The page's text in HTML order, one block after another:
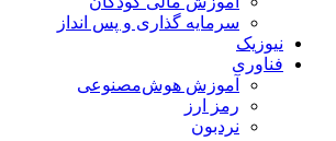
سرمایه گذاری و پس انداز
نیوزیک
فناوری
آموزش هوش‌مصنوعی
رمز ارز
نردبون